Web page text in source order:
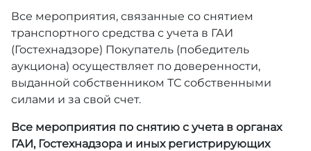
Все мероприятия, связанные со снятием
транспортного средства с учета в ГАИ
(Гостехнадзоре) Покупатель (победитель
аукциона) осуществляет по доверенности,
выданной собственником ТС собственными
силами и за свой счет.
Все мероприятия по снятию с учета в органах
ГАИ, Гостехнадзора и иных регистрирующих